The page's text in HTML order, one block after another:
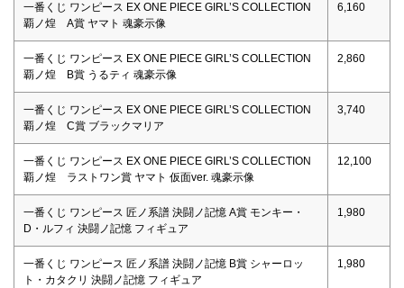
一番くじ ワンピース EX ONE PIECE GIRL’S COLLECTION
覇ノ煌 A賞 ヤマト 魂豪示像
6,160
一番くじ ワンピース EX ONE PIECE GIRL’S COLLECTION
覇ノ煌 B賞 うるティ 魂豪示像
2,860
一番くじ ワンピース EX ONE PIECE GIRL’S COLLECTION
覇ノ煌 C賞 ブラックマリア
3,740
一番くじ ワンピース EX ONE PIECE GIRL’S COLLECTION
覇ノ煌 ラストワン賞 ヤマト 仮面ver. 魂豪示像
12,100
一番くじ ワンピース 匠ノ系譜 決闘ノ記憶 A賞 モンキー・
D・ルフィ 決闘ノ記憶 フィギュア
1,980
一番くじ ワンピース 匠ノ系譜 決闘ノ記憶 B賞 シャーロッ
ト・カタクリ 決闘ノ記憶 フィギュア
1,980